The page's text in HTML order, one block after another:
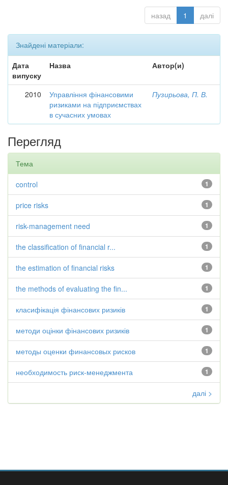
назад 1 далі
Знайдені матеріали:
Дата
випуску
Назва Автор(и)
2010
Управління фінансовими
ризиками на підприємствах
в сучасних умовах
Пузирьова, П. В.
Перегляд
Тема
1
control
1
price risks
1
risk-management need
1
the classification of financial r...
1
the estimation of financial risks
1
the methods of evaluating the fin...
1
класифікація фінансових ризиків
1
методи оцінки фінансових ризиків
1
методы оценки финансовых рисков
1
необходимость риск-менеджмента
далі >